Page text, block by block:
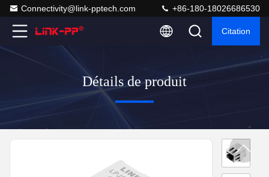
Connectivity@link-pptech.com +86-180-18026686530
Citation
Détails de produit